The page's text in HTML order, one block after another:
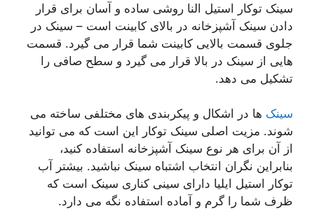
سینک توکار استیل النا روشی ساده و آسان برای قرار
دادن سینک آشپزخانه در بالای کابینت است – سینک در
جلوی قسمت بالایی کابینت شما قرار می گیرد. قسمت
هایی از سینک در بالا قرار می گیرد و سطح صافی را
تشکیل می دهد.
سینک ها در اشکال و پیکربندی های مختلفی ساخته می
شوند. مزیت اصلی سینک توکار این است که می توانید
از آن برای هر نوع سینک آشپزخانه استفاده کنید،
بنابراین نگران انتخاب اشتباه سینک نباشید. بیشتر آب
توکار استیل ایلیا دارای سینی کناری سینک است که
ظرف شما را گرم و آماده استفاده نگه می دارد.